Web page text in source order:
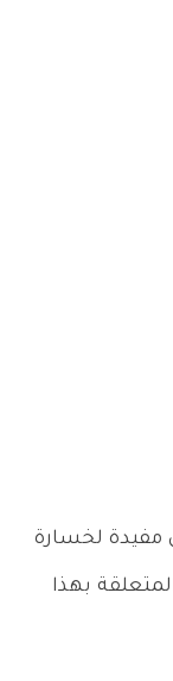
مفيدة لخسارة
بهذا